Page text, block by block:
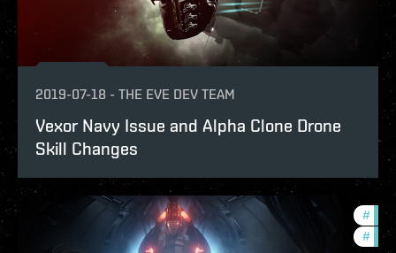
2019-07-18 - THE EVE DEV TEAM
Vexor Navy Issue and Alpha Clone Drone
Skill Changes
#
#